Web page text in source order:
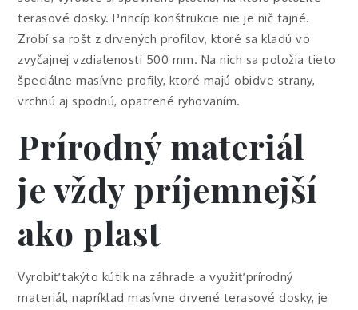
terasové dosky. Princíp konštrukcie nie je nič tajné.
Zrobí sa rošt z drvených profilov, ktoré sa kladú vo
zvyčajnej vzdialenosti 500 mm. Na nich sa položia tieto
špeciálne masívne profily, ktoré majú obidve strany,
vrchnú aj spodnú, opatrené ryhovaním.
Prírodný materiál
je vždy príjemnejší
ako plast
Vyrobiť takýto kútik na záhrade a využiť prírodný
materiál, napríklad masívne drvené terasové dosky, je